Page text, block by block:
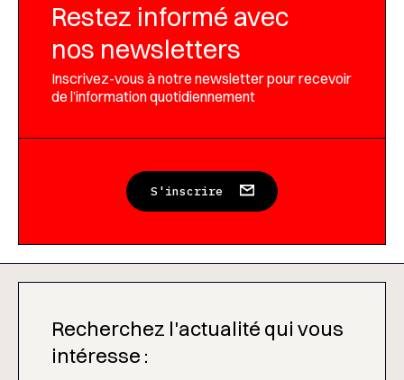
Restez informé avec
nos newsletters
Inscrivez-vous à notre newsletter pour recevoir
de l’information quotidiennement
S'inscrire
Recherchez l'actualité qui vous
intéresse :